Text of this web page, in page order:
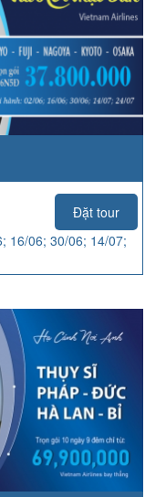
Đặt tour
16/06; 30/06; 14/07;